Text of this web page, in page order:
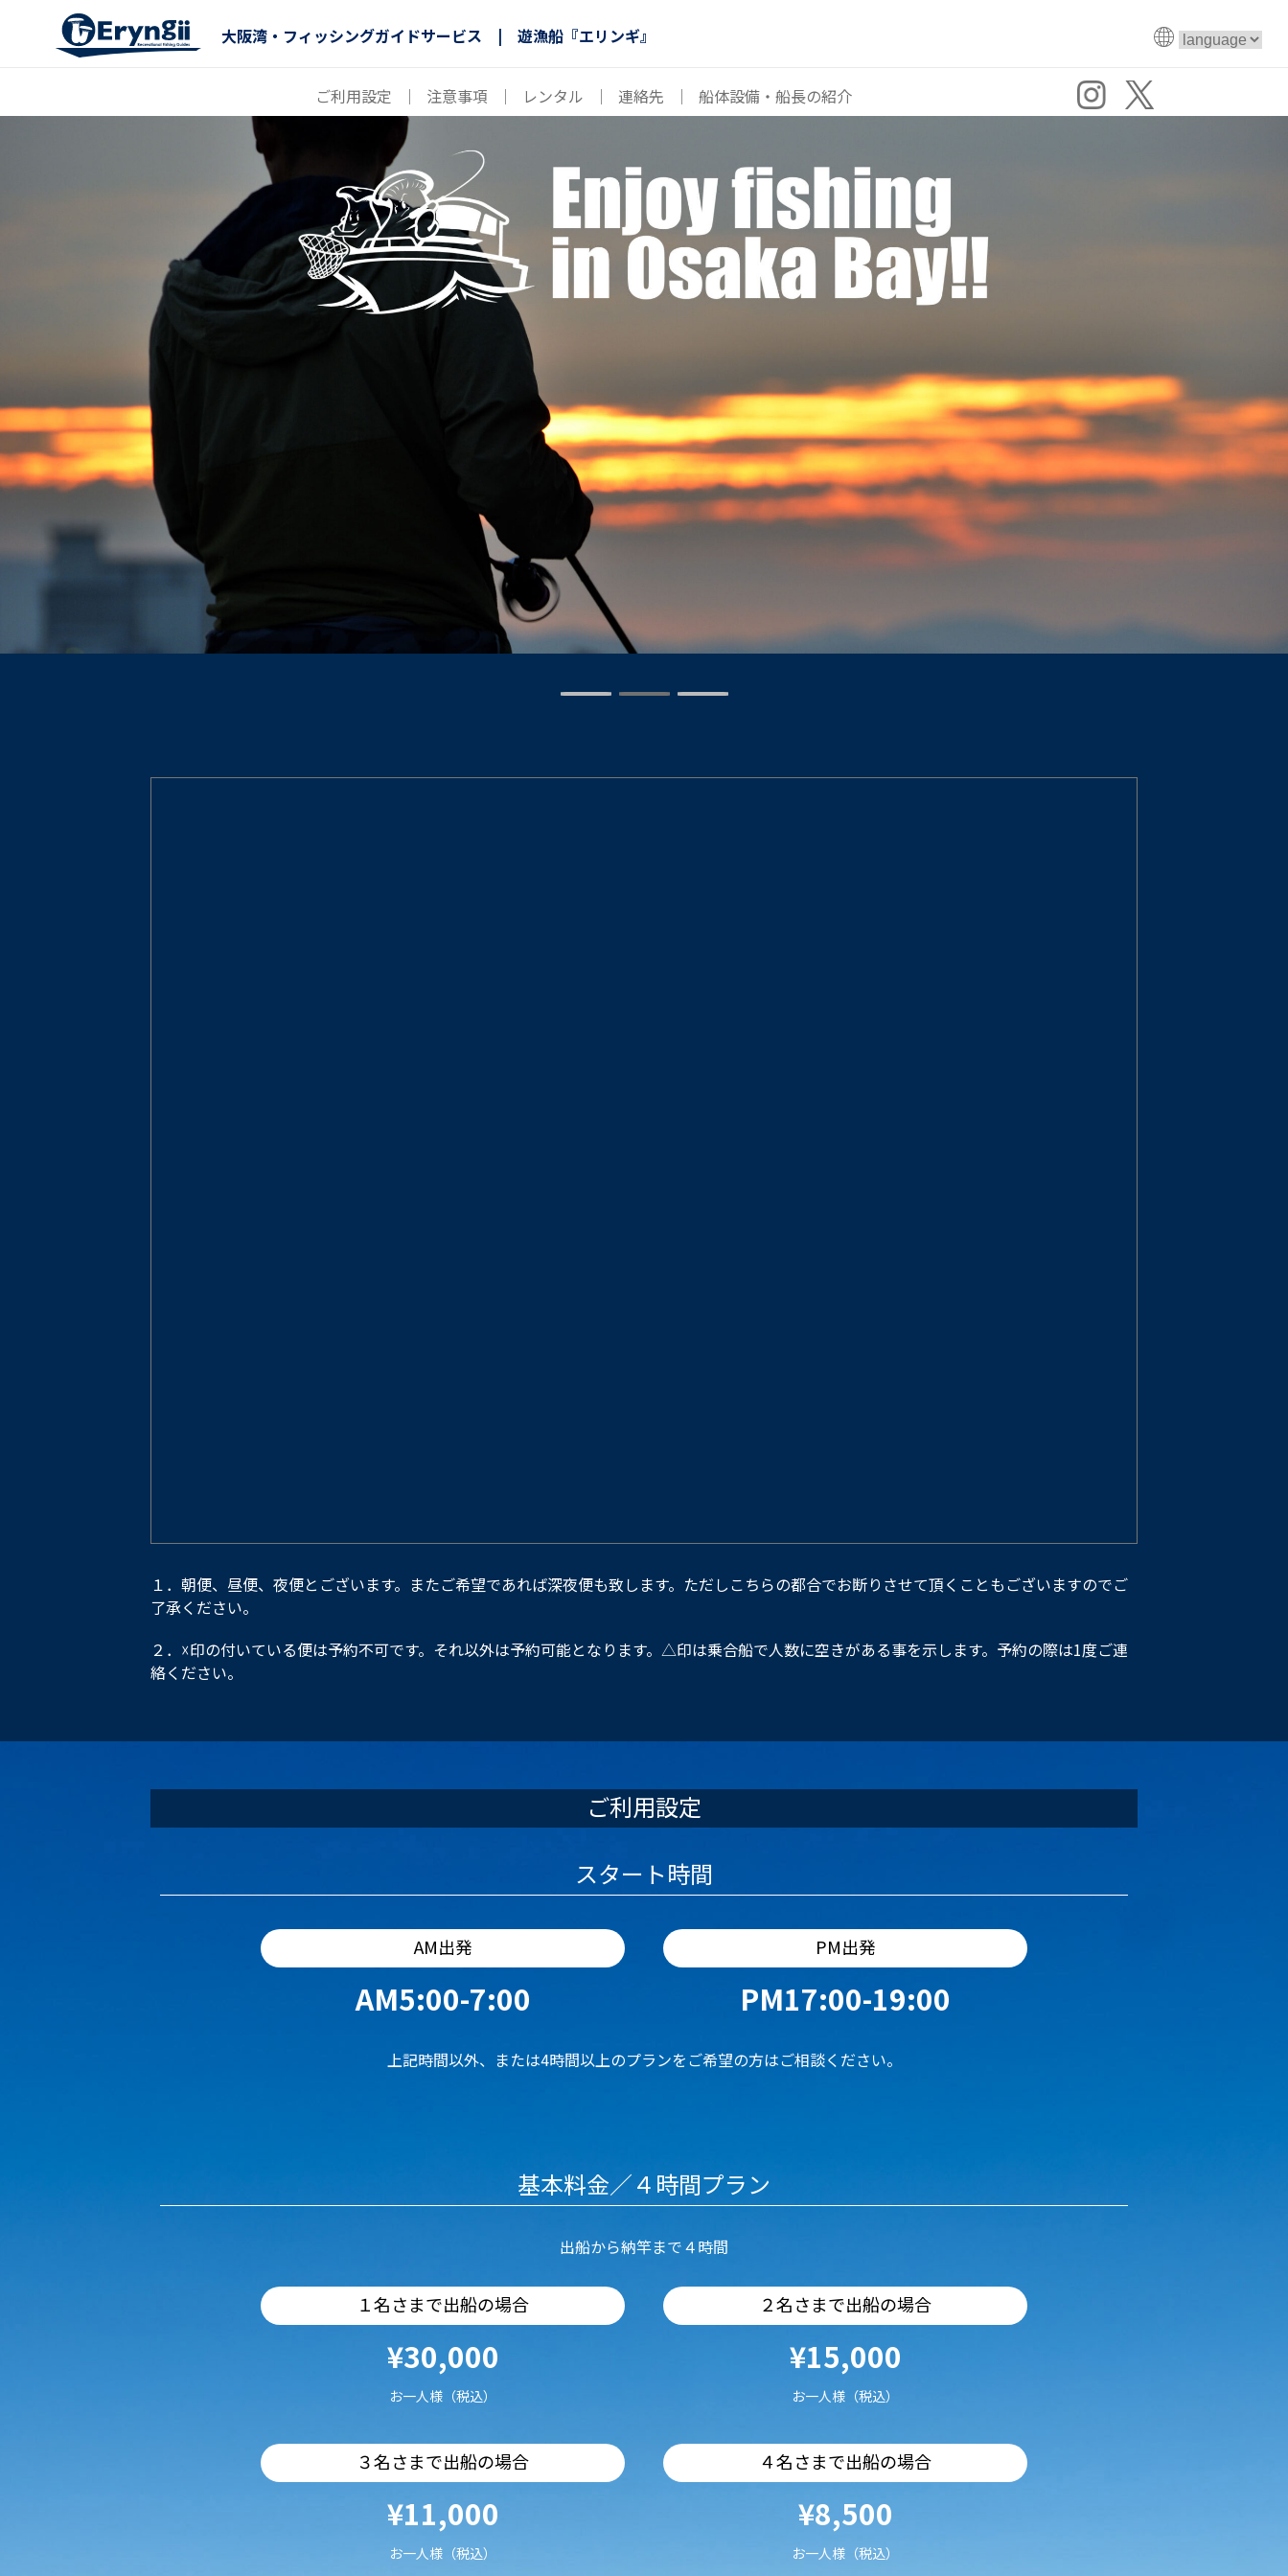
大阪湾・フィッシングガイドサービス | 遊漁船『エリンギ』
ご利用設定 ｜ 注意事項 ｜ レンタル ｜ 連絡先 ｜ 船体設備・船長の紹介
１．朝便、昼便、夜便とございます。またご希望であれば深夜便も致します。ただしこちらの都合でお断りさせて頂くこともございますのでご
了承ください。
２．☓印の付いている便は予約不可です。それ以外は予約可能となります。△印は乗合船で人数に空きがある事を示します。予約の際は1度ご連
絡ください。
ご利用設定
スタート時間
AM出発
AM5:00-7:00
PM出発
PM17:00-19:00
上記時間以外、または4時間以上のプランをご希望の方はご相談ください。
基本料金／４時間プラン
出船から納竿まで４時間
１名さまで出船の場合
¥30,000
お一人様（税込）
２名さまで出船の場合
¥15,000
お一人様（税込）
３名さまで出船の場合
¥11,000
お一人様（税込）
４名さまで出船の場合
¥8,500
お一人様（税込）